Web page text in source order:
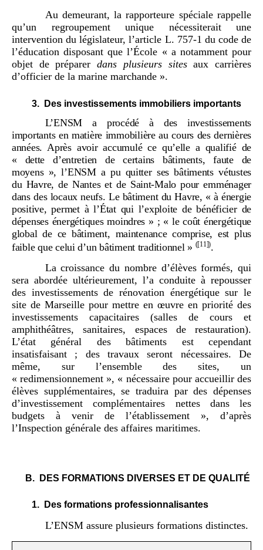
Au demeurant, la rapporteure spéciale rappelle
qu’un regroupement unique nécessiterait une
intervention du législateur, l’article L. 757-1 du code de
l’éducation disposant que l’École « a notamment pour
objet de préparerdans plusieurs sitesaux carrières
d’officier de la marine marchande ».
3. Des investissements immobiliers importants
L’ENSM a procédé à des investissements
importants en matière immobilière au cours des dernières
années. Après avoir accumulé ce qu’elle a qualifié de
«
dette d’entretien de certains bâtiments, faute de
moyens », l’ENSM a pu quitter ses bâtiments vétustes
du Havre, de Nantes et de Saint-Malo pour emménager
dans des locaux neufs. Le bâtiment du Havre, « à énergie
positive, permet à l’État qui l’exploite de bénéficier de
dépenses énergétiques moindres » ; « le coût énergétique
global de ce bâtiment, maintenance comprise, est plus
faible que celui d’un bâtiment traditionnel » ([11]).
La croissance du nombre d’élèves formés, qui
sera abordée ultérieurement, l’a conduite à repousser
des investissements de rénovation énergétique sur le
site de Marseille pour mettre en œuvre en priorité des
investissements capacitaires (salles de cours et
amphithéâtres, sanitaires, espaces de restauration).
L’état général des bâtiments est cependant
insatisfaisant ; des travaux seront nécessaires. De
même, sur l’ensemble des sites, un
« redimensionnement », « nécessaire pour accueillir des
élèves supplémentaires, se traduira par des dépenses
d’investissement complémentaires nettes dans les
budgets à venir de l’établissement
», d’après
l’Inspection générale des affaires maritimes.
B. DES FORMATIONS DIVERSES ET DE QUALITÉ
1. Des formations professionnalisantes
L’ENSM assure plusieurs formations distinctes.